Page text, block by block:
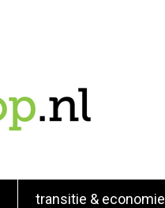
transitie & economie